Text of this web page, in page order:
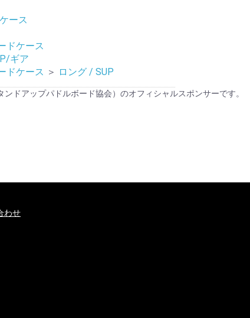
ース
ドケース
ギア
ドケース ＞ ロング / SUP
ドアップパドルボード協会）のオフィシャルスポンサーです。
わせ